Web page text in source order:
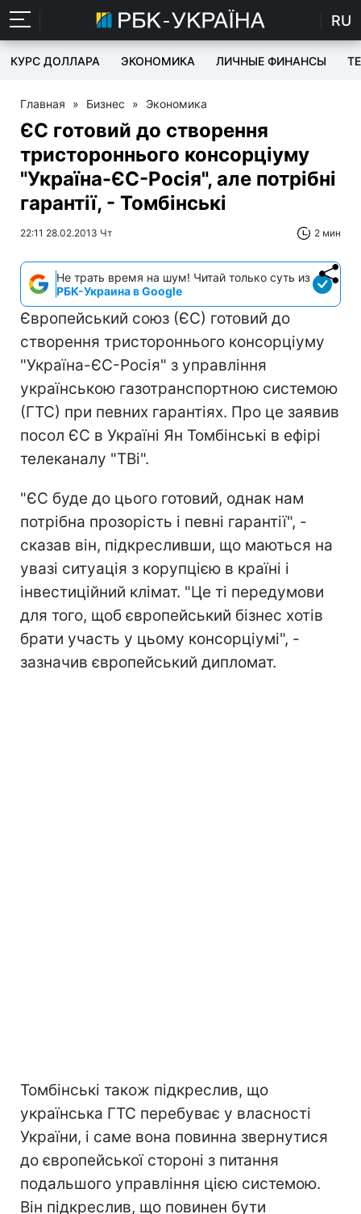
RU
КУРС ДОЛЛАРА ЭКОНОМИКА ЛИЧНЫЕ ФИНАНСЫ
Главная » Бизнес » Экономика
ЄС готовий до створення
тристороннього консорціуму
"Україна-ЄС-Росія", але потрібні
гарантії, - Томбінські
22:11 28.02.2013 Чт 2 мин
Не трать время на шум! Читай только суть из
РБК-Украина в Google
Європейський союз (ЄС) готовий до
створення тристороннього консорціуму
"Україна-ЄС-Росія" з управління
українською газотранспортною системою
(ГТС) при певних гарантіях. Про це заявив
посол ЄС в Україні Ян Томбінські в ефірі
телеканалу "ТВі".
"ЄС буде до цього готовий, однак нам
потрібна прозорість і певні гарантії", -
сказав він, підкресливши, що маються на
увазі ситуація з корупцією в країні і
інвестиційний клімат. "Це ті передумови
для того, щоб європейський бізнес хотів
брати участь у цьому консорціумі", -
зазначив європейський дипломат.
Томбінські також підкреслив, що
українська ГТС перебуває у власності
України, і саме вона повинна звернутися
до європейської стороні з питання
подальшого управління цією системою.
Він підкреслив, що повинен бути